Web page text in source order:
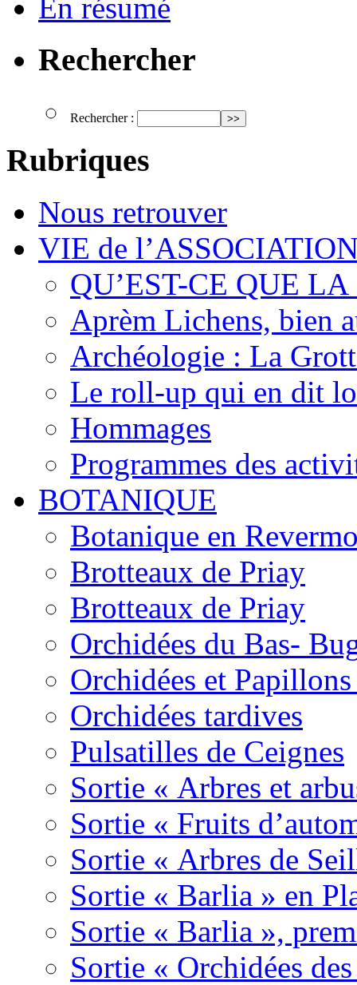
En résumé
Rechercher
Rechercher :
Rubriques
Nous retrouver
VIE de
QU’EST-CE QUE
Aprèm Lichens, bien
Archéologie : La
Le roll-up qui en dit
Hommages
Programmes des
BOTANIQUE
Botanique en
Brotteaux de Priay
Brotteaux de Priay
Orchidées du Bas-
Orchidées et
Orchidées tardives
Pulsatilles de Ceignes
Sortie « Arbres et
Sortie « Fruits
Sortie « Arbres de
Sortie « Barlia » en
Sortie « Barlia »,
Sortie « Orchidées